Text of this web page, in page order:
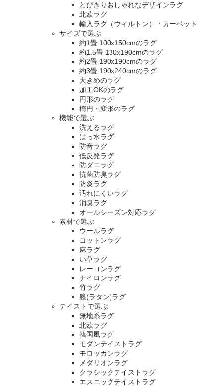
とびきりおしゃれなデザインラグ
北欧ラグ
輸入ラグ（ウィルトン）・カーペット
サイズで選ぶ
約1畳 100x150cmのラグ
約1.5畳 130x190cmのラグ
約2畳 190x190cmのラグ
約3畳 190x240cmのラグ
大きめのラグ
加工OKのラグ
円形のラグ
楕円・変形のラグ
機能で選ぶ
洗えるラグ
はっ水ラグ
防音ラグ
低反発ラグ
防ダニラグ
抗菌防臭ラグ
防炎ラグ
汚れにくいラグ
消臭ラグ
オールシーズン対応ラグ
素材で選ぶ
ウールラグ
コットンラグ
麻ラグ
い草ラグ
レーヨンラグ
ナイロンラグ
竹ラグ
籐(ラタン)ラグ
テイストで選ぶ
無地系ラグ
北欧ラグ
韓国風ラグ
モダンテイストラグ
モロッカンラグ
メダリオンラグ
クラシックテイストラグ
エスニックテイストラグ